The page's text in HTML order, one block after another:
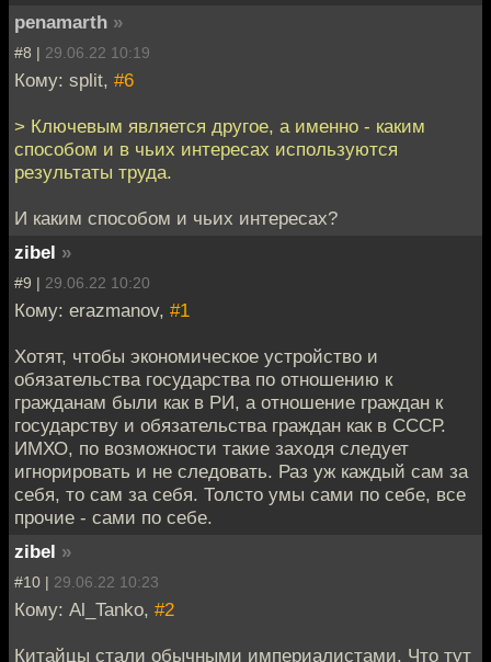
penamarth »
#8 | 29.06.22 10:19
Кому: split, #6
> Ключевым является другое, а именно - каким
способом и в чьих интересах используются
результаты труда.
И каким способом и чьих интересах?
zibel »
#9 | 29.06.22 10:20
Кому: erazmanov, #1
Хотят, чтобы экономическое устройство и
обязательства государства по отношению к
гражданам были как в РИ, а отношение граждан к
государству и обязательства граждан как в СССР.
ИМХО, по возможности такие заходя следует
игнорировать и не следовать. Раз уж каждый сам за
себя, то сам за себя. Толсто умы сами по себе, все
прочие - сами по себе.
zibel »
#10 | 29.06.22 10:23
Кому: Al_Tanko, #2
Китайцы стали обычными империалистами. Что тут